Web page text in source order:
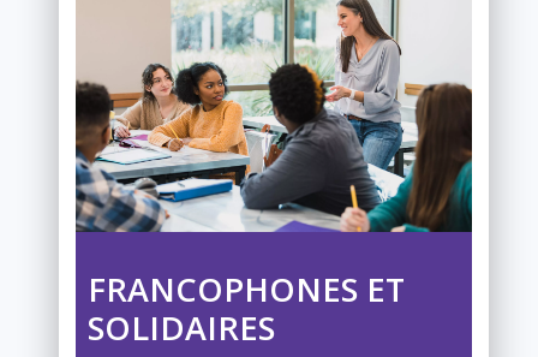
FRANCOPHONES ET
SOLIDAIRES